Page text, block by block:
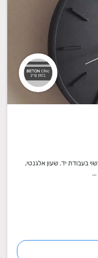
בעבודת יד. שעון אלגנטי,